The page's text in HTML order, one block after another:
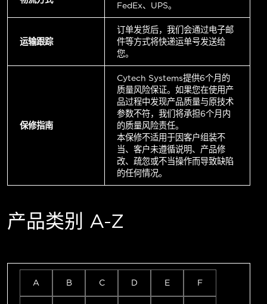
FedEx、UPS。
运输跟踪
订单发货后，我们会通过电子邮
件等方式将快递运单号发送给
您。
保修指南
Cytech Systems提供6个月的
质量风险保证。如果您在使用产
品过程中发现产品质量与原技术
参数不符，我们将承担6个月内
的质量风险责任。
本保修不适用于因客户组装不
当、客户未遵循说明、产品修
改、疏忽或不当操作而导致缺陷
的任何情况。
产品类别 A-Z
A B C D E F